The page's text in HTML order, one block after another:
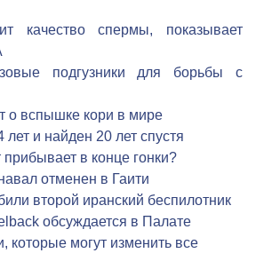
качество спермы, показывает
подгузники для борьбы с
о вспышке кори в мире
лет и найден 20 лет спустя
прибывает в конце гонки?
отменен в Гаити
второй иранский беспилотник
обсуждается в Палате
которые могут изменить все